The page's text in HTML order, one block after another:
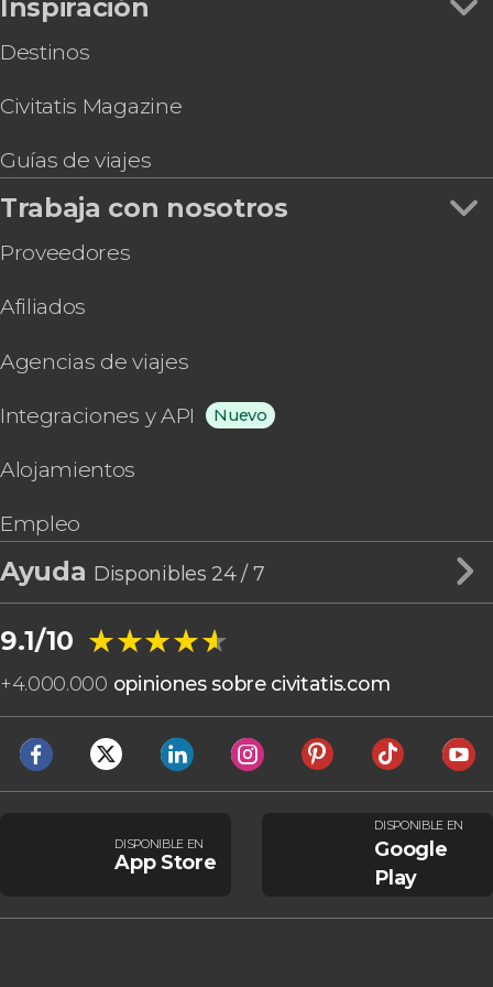
Chester
Chertsey
Saint Andrews
Leeds
East Cowes
Isla de Man
Dorchester
West Bay
Oban
Coniston
Wisley
Balloch
Anegada
Swanage
Galashiels
Inspiración
Destinos
Civitatis Magazine
Guías de viajes
Trabaja con nosotros
Proveedores
Afiliados
Agencias de viajes
Integraciones y API Nuevo
Alojamientos
Empleo
Ayuda Disponibles 24 / 7
9.1/10 ★★★★★
★★★★★
+4.000.000 opiniones sobre civitatis.com
DISPONIBLE EN
App Store
DISPONIBLE EN
Google
Play